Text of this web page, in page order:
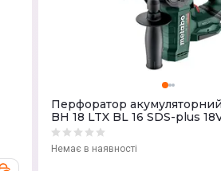
Перфоратор
BH 18 LTX BL 16 SDS-plus
та ЗП
Немає в наявності